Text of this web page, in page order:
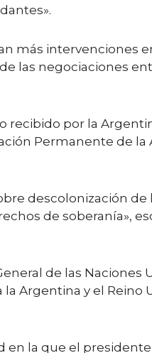
más intervenciones
las negociaciones
recibido por la
Permanente de la
descolonización de
de soberanía»,
de las Naciones
Argentina y el Reino
en la que el